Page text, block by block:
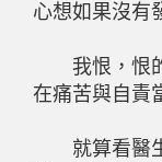
心想如果沒有
我恨，恨的
在痛苦與自責
就算看醫生